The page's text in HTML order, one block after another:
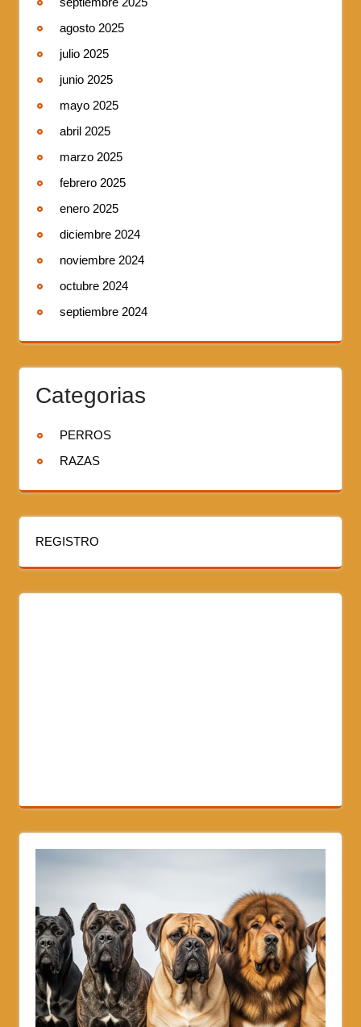
agosto 2025
julio 2025
junio 2025
mayo 2025
abril 2025
marzo 2025
febrero 2025
enero 2025
diciembre 2024
noviembre 2024
octubre 2024
septiembre 2024
Categorias
PERROS
RAZAS
REGISTRO